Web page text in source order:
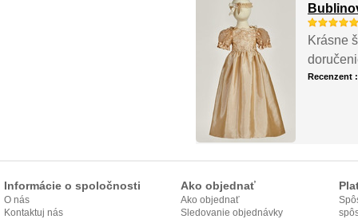
Krásne
Recenzent
Informácie o spoločnosti
O nás
Kontaktuj nás
Ako objednať
Ako objednať
Sledovanie objednávky